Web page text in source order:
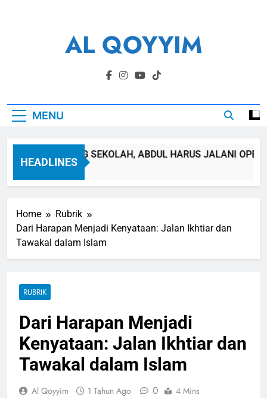
AL QOYYIM
Yayasan Al Qoyyim Sukoharjo
MENU
HEADLINES
SEPULANG SEKOLAH, ABDUL HARUS JALANI OPERASI
4 Jam Ago
Home
Rubrik
Dari Harapan Menjadi Kenyataan: Jalan Ikhtiar dan
Tawakal dalam Islam
RUBRIK
Dari Harapan Menjadi
Kenyataan: Jalan Ikhtiar dan
Tawakal dalam Islam
Al Qoyyim 1 Tahun Ago 0 4 Mins